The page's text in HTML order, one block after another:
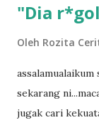
"Dia
Oleh Rozita
assalamualaikum
sekarang
jugak cari